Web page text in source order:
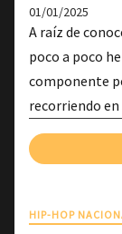
01/01/2025
A raíz de
poco a poco
componente
recorriendo
HIP-HOP